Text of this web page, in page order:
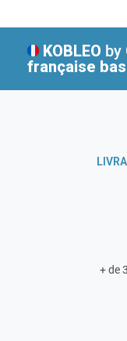
KOBLEO by
française
+ de